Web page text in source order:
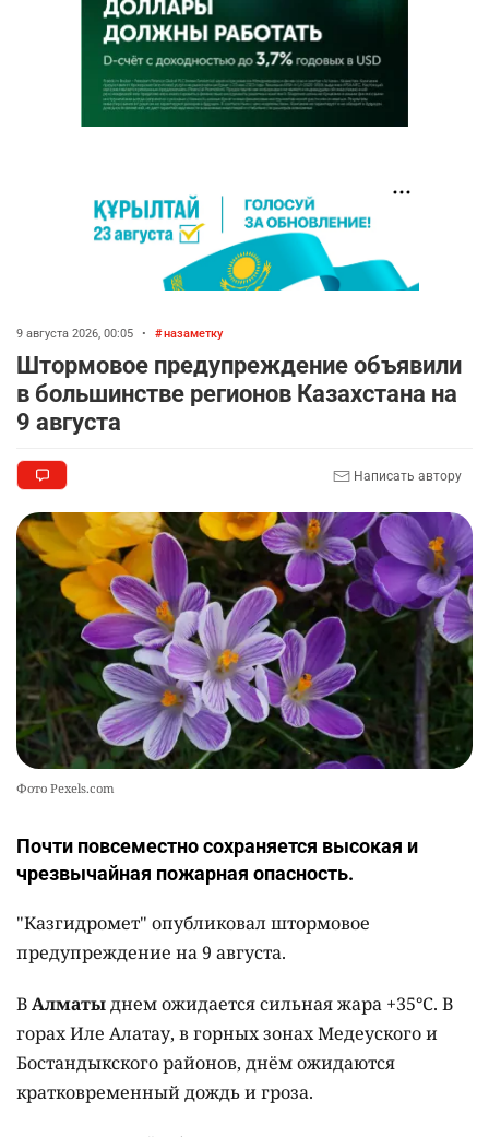
9 августа 2026, 00:05 • назаметку
Штормовое предупреждение объявили
в большинстве регионов Казахстана на
9 августа
Написать автору
Фото Pexels.com
Почти повсеместно сохраняется высокая и
чрезвычайная пожарная опасность.
"Казгидромет" опубликовал штормовое
предупреждение на 9 августа.
ВАлматыднем ожидается сильная жара +35°C. В
горах Иле Алатау, в горных зонах Медеуского и
Бостандыкского районов, днём ожидаются
кратковременный дождь и гроза.